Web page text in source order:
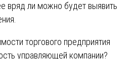
вряд ли можно будет выявить
торгового предприятия
управляющей компании?